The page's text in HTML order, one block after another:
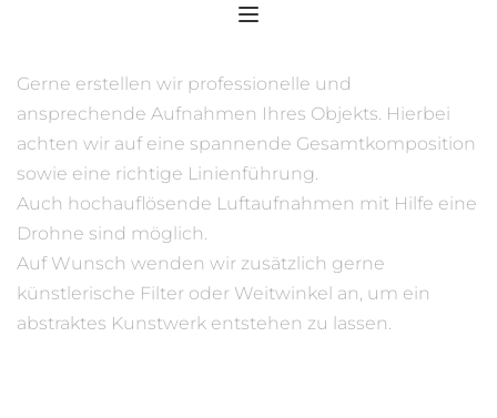
Gerne erstellen wir professionelle und
ansprechende Aufnahmen Ihres Objekts. Hierbei
achten wir auf eine spannende Gesamtkomposition
sowie eine richtige Linienführung.
Auch hochauflösende Luftaufnahmen mit Hilfe eine
Drohne sind möglich.
Auf Wunsch wenden wir zusätzlich gerne
künstlerische Filter oder Weitwinkel an, um ein
abstraktes Kunstwerk entstehen zu lassen.